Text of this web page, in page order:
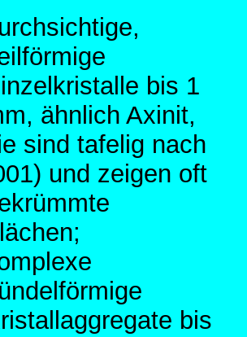
bis 1
ähnlich Axinit,
sind tafelig nach
und zeigen oft
bis